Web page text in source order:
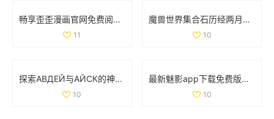
畅享歪歪漫画官网免费阅读的入口与使用指南
11
魔兽世界集合石历经两月努力 小探成功开启十门全功能
10
探索АВДЕЙ与АЙСК的神秘世界与文化魅力
10
最新魅影app下载免费版，带你体验极致影音乐趣
10